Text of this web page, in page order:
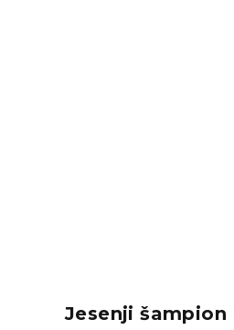
Jesenji šampion